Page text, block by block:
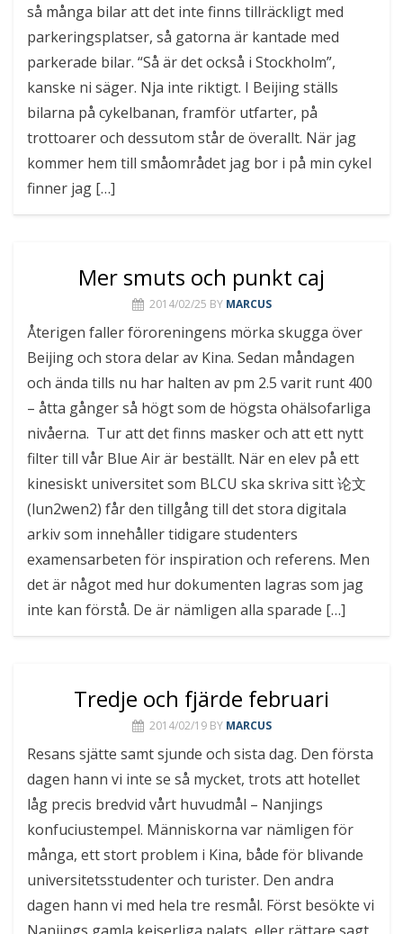
så många bilar att det inte finns tillräckligt med
parkeringsplatser, så gatorna är kantade med
parkerade bilar. “Så är det också i Stockholm”,
kanske ni säger. Nja inte riktigt. I Beijing ställs
bilarna på cykelbanan, framför utfarter, på
trottoarer och dessutom står de överallt. När jag
kommer hem till småområdet jag bor i på min cykel
finner jag […]
Mer smuts och punkt caj
2014/02/25 BY MARCUS
Återigen faller föroreningens mörka skugga över
Beijing och stora delar av Kina. Sedan måndagen
och ända tills nu har halten av pm 2.5 varit runt 400
– åtta gånger så högt som de högsta ohälsofarliga
nivåerna. Tur att det finns masker och att ett nytt
filter till vår Blue Air är beställt. När en elev på ett
kinesiskt universitet som BLCU ska skriva sitt 论文
(lun2wen2) får den tillgång till det stora digitala
arkiv som innehåller tidigare studenters
examensarbeten för inspiration och referens. Men
det är något med hur dokumenten lagras som jag
inte kan förstå. De är nämligen alla sparade […]
Tredje och fjärde februari
2014/02/19 BY MARCUS
Resans sjätte samt sjunde och sista dag. Den första
dagen hann vi inte se så mycket, trots att hotellet
låg precis bredvid vårt huvudmål – Nanjings
konfuciustempel. Människorna var nämligen för
många, ett stort problem i Kina, både för blivande
universitetsstudenter och turister. Den andra
dagen hann vi med hela tre resmål. Först besökte vi
Nanjings gamla kejserliga palats, eller rättare sagt,